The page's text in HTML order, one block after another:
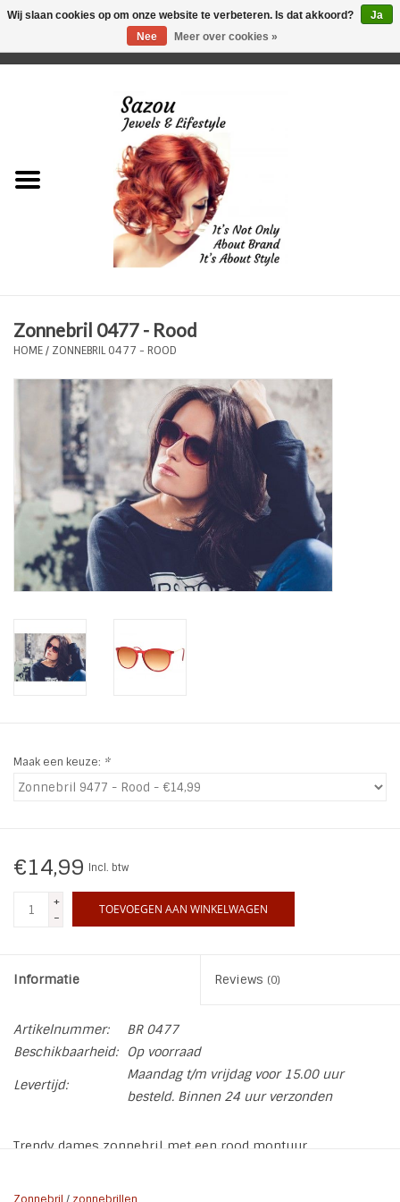
Just for Him
Plus Size Sieraden
Enkelbandjes
Tassen en meer
Haaraccesoires
Zonnebrillen
Fashion
ON THE BEACH
LIFESTYLE PRODUCTEN
Zonnebril 0477 - Rood
HOME/ ZONNEBRIL 0477 - ROOD
Maak een keuze: *
€14,99 Incl. btw
+
-
TOEVOEGEN AAN WINKELWAGEN
Informatie Reviews (0)
Artikelnummer:
BR 0477
Beschikbaarheid:
Op voorraad
Levertijd:
Maandag t/m vrijdag voor 15.00 uur
besteld. Binnen 24 uur verzonden
Trendy dames zonnebril met een rood montuur
Wij slaan cookies op om onze website te verbeteren. Is dat akkoord?
Ja
Nee
Meer over cookies »